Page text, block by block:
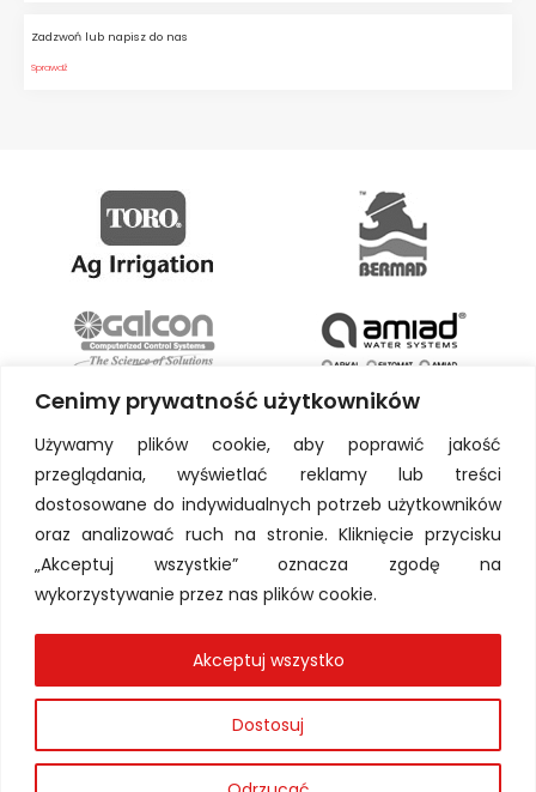
Cenimy prywatność użytkowników
Używamy plików cookie, aby poprawić jakość
przeglądania, wyświetlać reklamy lub treści
dostosowane do indywidualnych potrzeb użytkowników
oraz analizować ruch na stronie. Kliknięcie przycisku
„Akceptuj wszystkie” oznacza zgodę na
wykorzystywanie przez nas plików cookie.
Dostosuj
Akceptuj wszystko
Zadzwoń lub napisz do nas
Sprawdź